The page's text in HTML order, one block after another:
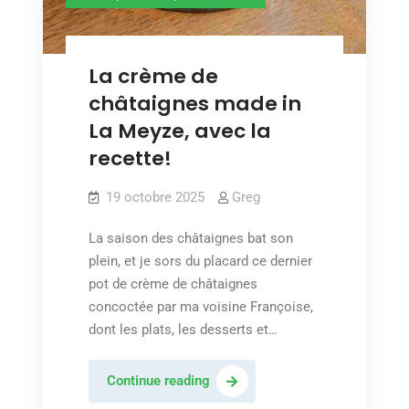
La crème de
châtaignes made in
La Meyze, avec la
recette!
19 octobre 2025 Greg
La saison des châtaignes bat son
plein, et je sors du placard ce dernier
pot de crème de châtaignes
concoctée par ma voisine Françoise,
dont les plats, les desserts et…
Continue readingLa
crème